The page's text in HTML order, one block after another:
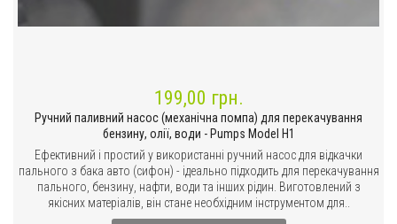
199,00 грн.
Ручний паливний насос (механічна помпа) для перекачування
бензину, олії, води - Pumps Model H1
Ефективний і простий у використанні ручний насос для відкачки
пального з бака авто (сифон) - ідеально підходить для перекачування
пального, бензину, нафти, води та інших рідин. Виготовлений з
якісних матеріалів, він стане необхідним інструментом для..